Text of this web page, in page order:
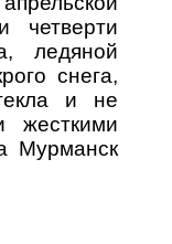
четверти
ледяной
снега,
и не
жесткими
Мурманск